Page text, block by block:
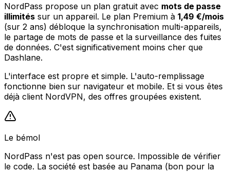
NordPass propose un plan gratuit avec mots de passe
illimités sur un appareil. Le plan Premium à 1,49 €/mois
(sur 2 ans) débloque la synchronisation multi-appareils,
le partage de mots de passe et la surveillance des fuites
de données. C'est significativement moins cher que
Dashlane.
L'interface est propre et simple. L'auto-remplissage
fonctionne bien sur navigateur et mobile. Et si vous êtes
déjà client NordVPN, des offres groupées existent.
Le bémol
NordPass n'est pas open source. Impossible de vérifier
le code. La société est basée au Panama (bon pour la